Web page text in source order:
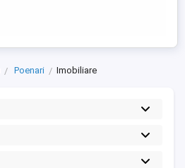
Poenari Imobiliare